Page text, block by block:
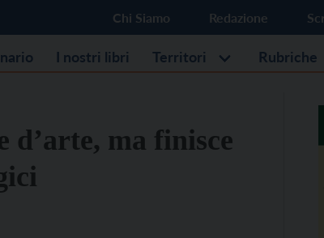
Chi Siamo Redazione
I nostri libri Territori Rubriche
d’arte, ma finisce